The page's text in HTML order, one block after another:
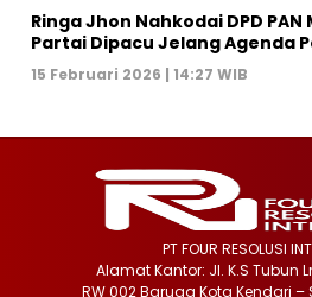
Ringa Jhon Nahkodai DPD
Partai Dipacu Jelang Agenda
15 Februari 2026 | 14:27 WIB
PT FOUR RESOLUSI
Alamat Kantor: Jl. K.S Tubun
RW 002 Baruga Kota Kendari